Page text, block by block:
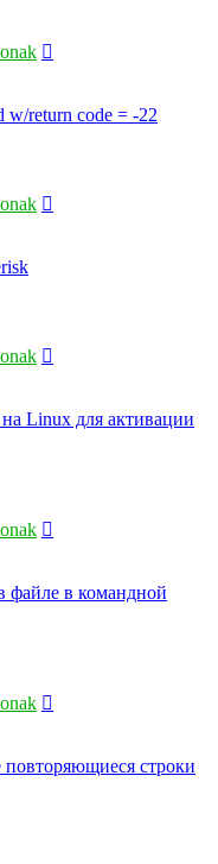
return code = -22
Linux для активации
файле в командной
строки